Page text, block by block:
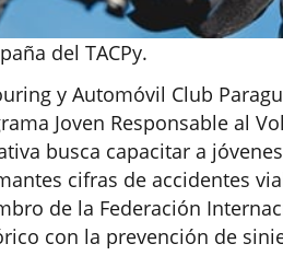
del TACPy.
y Automóvil Club
Joven Responsable al
busca capacitar a
cifras de accidentes
de la Federación
con la prevención de